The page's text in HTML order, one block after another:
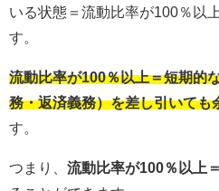
いる状態＝流動比率が100％以
す。
流動比率が100％以上＝短期的
務・返済義務）を差し引いても
す。
つまり、 流動比率が100％以上